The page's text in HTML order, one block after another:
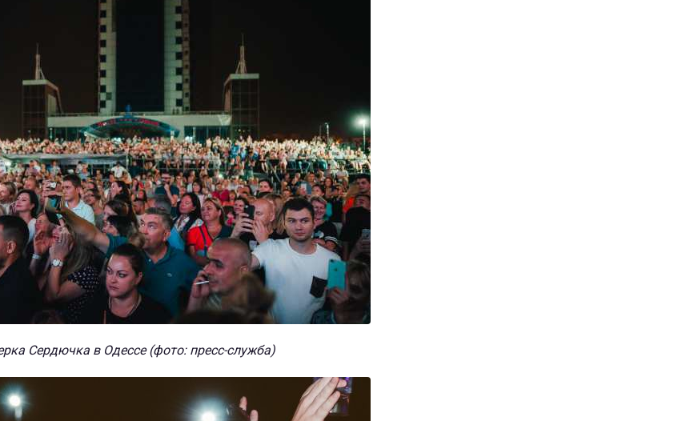
Сердючка в Одессе (фото: пресс-служба)